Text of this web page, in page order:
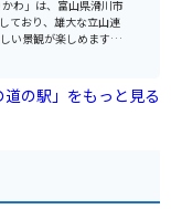
ングロードを走るのが
設もあるので、ツーリ
かわ」は、富山県滑川市
ており、雄大な立山連
い景観が楽しめます。
場」や、地元食材を使
るいかミュージアム」
ルイカの発光ショーや
トです。道の駅で休憩
のんびり走るのがおす
道の駅」をもっと見る